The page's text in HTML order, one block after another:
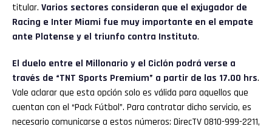
titular. Varios sectores consideran que el exjugador de
Racing e Inter Miami fue muy importante en el empate
ante Platense y el triunfo contra Instituto.
El duelo entre el Millonario y el Ciclón podrá verse a
través de “TNT Sports Premium” a partir de las 17.00 hrs.
Vale aclarar que esta opción solo es válida para aquellos que
cuentan con el “Pack Fútbol”. Para contratar dicho servicio, es
necesario comunicarse a estos números: DirecTV 0810-999-2211,
Reddit
Pinterest
Whatsapp
Email